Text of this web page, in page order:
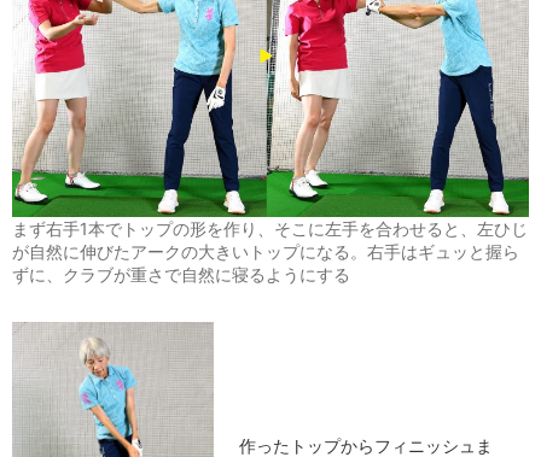
まず右手1本でトップの形を作り、そこに左手を合わせると、左ひじ
が自然に伸びたアークの大きいトップになる。右手はギュッと握ら
ずに、クラブが重さで自然に寝るようにする
作ったトップからフィニッシュま